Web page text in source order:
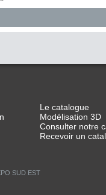
Le catalogue
Modélisation 3D
Consulter notre
Recevoir un
SUD EST